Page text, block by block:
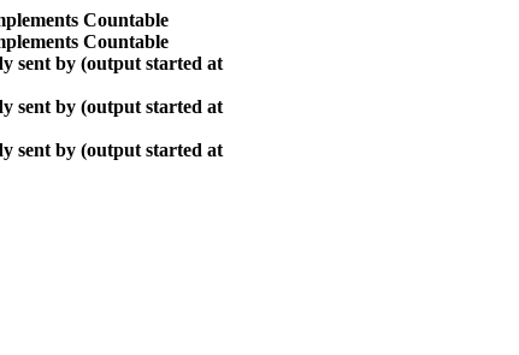
Countable
Countable
sent by (output started at
sent by (output started at
sent by (output started at